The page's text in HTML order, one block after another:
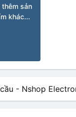
thêm sản
khác...